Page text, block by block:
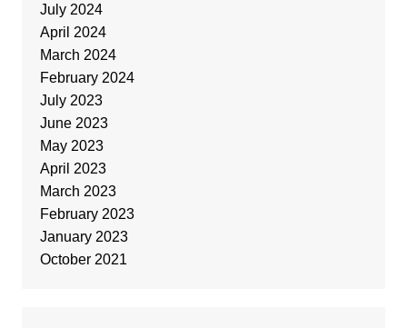
July 2024
April 2024
March 2024
February 2024
July 2023
June 2023
May 2023
April 2023
March 2023
February 2023
January 2023
October 2021